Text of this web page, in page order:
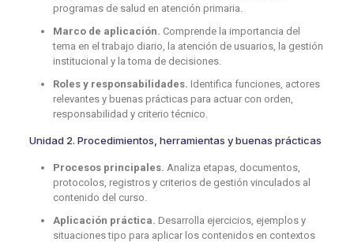
programas de salud en atención primaria.
Marco de aplicación. Comprende la importancia del
tema en el trabajo diario, la atención de usuarios, la gestión
institucional y la toma de decisiones.
Roles y responsabilidades. Identifica funciones, actores
relevantes y buenas prácticas para actuar con orden,
responsabilidad y criterio técnico.
Unidad 2. Procedimientos, herramientas y buenas prácticas
Procesos principales. Analiza etapas, documentos,
protocolos, registros y criterios de gestión vinculados al
contenido del curso.
Aplicación práctica. Desarrolla ejercicios, ejemplos y
situaciones tipo para aplicar los contenidos en contextos